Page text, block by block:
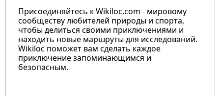
Присоединяйтесь к Wikiloc.com - мировому
сообществу любителей природы и спорта,
чтобы делиться своими приключениями и
находить новые маршруты для исследований.
Wikiloc поможет вам сделать каждое
приключение запоминающимся и
безопасным.